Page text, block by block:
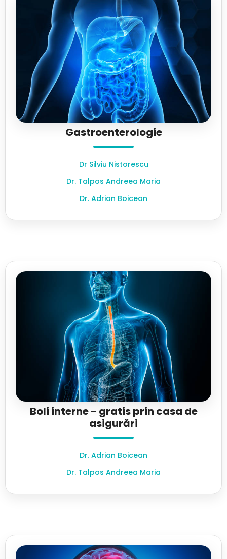
Gastroenterologie
Dr Silviu Nistorescu
Dr. Talpos Andreea Maria
Dr. Adrian Boicean
Boli interne - gratis prin casa de
asigurări
Dr. Adrian Boicean
Dr. Talpos Andreea Maria